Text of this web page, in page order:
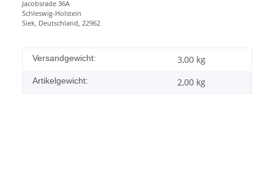
Jacobsrade 36A
Schleswig-Holstein
Siek, Deutschland, 22962
Versandgewicht: 3,00 kg
Artikelgewicht: 2,00 kg